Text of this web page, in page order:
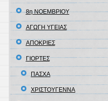
8η ΝΟΕΜΒΡΙΟΥ
ΑΓΩΓΗ ΥΓΕΙΑΣ
ΑΠΟΚΡΙΕΣ
ΓΙΟΡΤΕΣ
ΠΑΣΧΑ
ΧΡΙΣΤΟΥΓΕΝΝΑ